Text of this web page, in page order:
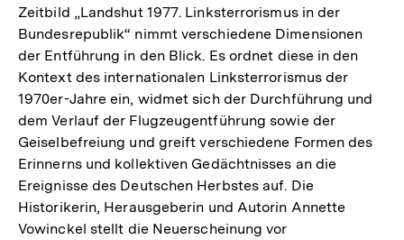
Zeitbild „Landshut 1977. Linksterrorismus in der
Bundesrepublik“ nimmt verschiedene Dimensionen
der Entführung in den Blick. Es ordnet diese in den
Kontext des internationalen Linksterrorismus der
1970er-Jahre ein, widmet sich der Durchführung und
dem Verlauf der Flugzeugentführung sowie der
Geiselbefreiung und greift verschiedene Formen des
Erinnerns und kollektiven Gedächtnisses an die
Ereignisse des Deutschen Herbstes auf. Die
Historikerin, Herausgeberin und Autorin Annette
Vowinckel stellt die Neuerscheinung vor